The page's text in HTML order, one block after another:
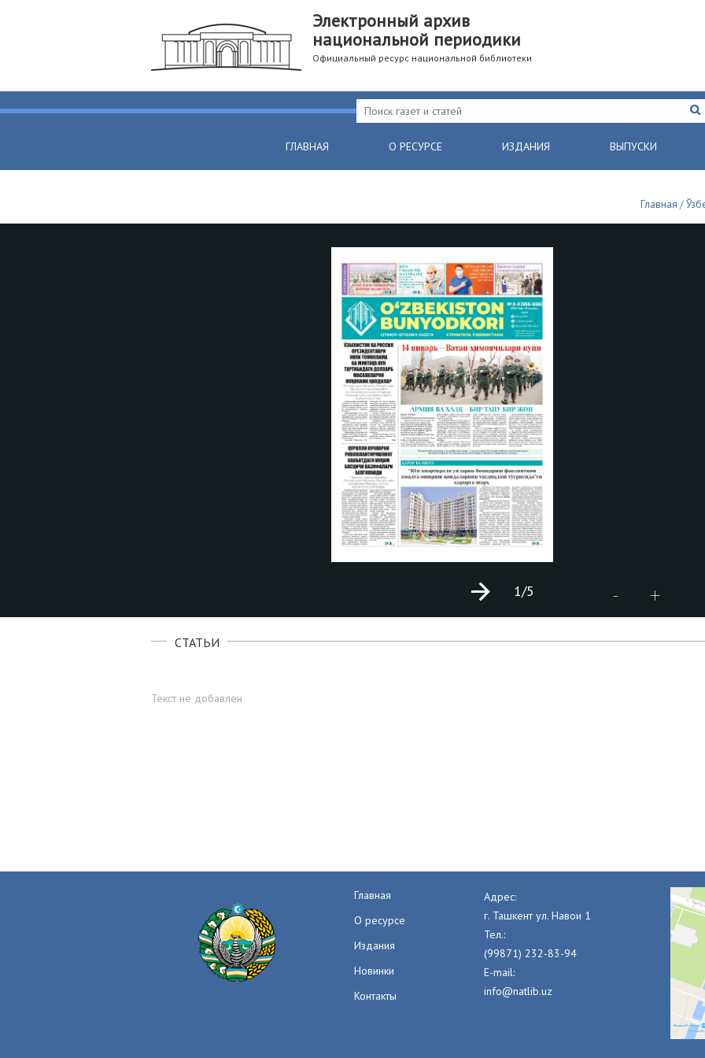
Электронный архив
национальной периодики
Официальный ресурс национальной библиотеки
ГЛАВНАЯ О РЕСУРСЕ ИЗДАНИЯ ВЫПУСКИ
Главная /
- +
1/5
СТАТЬИ
Текст не добавлен
Главная
О ресурсе
Издания
Новинки
Контакты
Адрес:
г. Ташкент ул. Навои 1
Тел.:
(99871) 232-83-94
E-mail:
info@natlib.uz